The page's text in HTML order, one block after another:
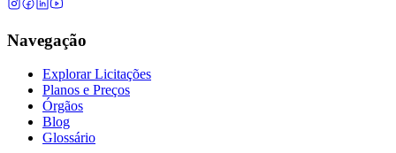
Navegação
Explorar Licitações
Planos e Preços
Órgãos
Blog
Glossário